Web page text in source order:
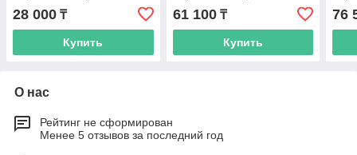
28 000 ₸
Купить
61 100₸
Купить
76
О нас
Рейтинг не сформирован
Менее 5 отзывов за последний год